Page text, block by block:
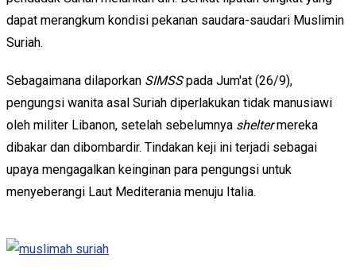
dapat merangkum kondisi pekanan saudara-saudari Muslimin
Suriah.
Sebagaimana dilaporkan SIMSSpada Jum'at (26/9),
pengungsi wanita asal Suriah diperlakukan tidak manusiawi
oleh militer Libanon, setelah sebelumnya sheltermereka
dibakar dan dibombardir. Tindakan keji ini terjadi sebagai
upaya mengagalkan keinginan para pengungsi untuk
menyeberangi Laut Mediterania menuju Italia.